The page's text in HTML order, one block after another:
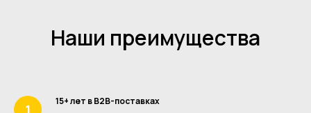
Наши преимущества
15+ лет в B2B-поставках